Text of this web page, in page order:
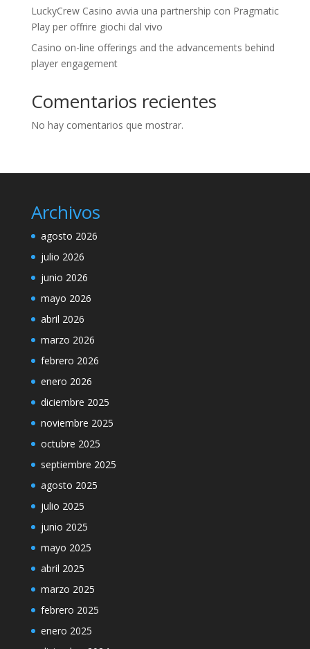
LuckyCrew Casino avvia una partnership con Pragmatic
Play per offrire giochi dal vivo
Casino on-line offerings and the advancements behind
player engagement
Comentarios recientes
No hay comentarios que mostrar.
Archivos
agosto 2026
julio 2026
junio 2026
mayo 2026
abril 2026
marzo 2026
febrero 2026
enero 2026
diciembre 2025
noviembre 2025
octubre 2025
septiembre 2025
agosto 2025
julio 2025
junio 2025
mayo 2025
abril 2025
marzo 2025
febrero 2025
enero 2025